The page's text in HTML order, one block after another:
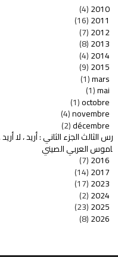
2010
(4)
2011
(16)
2012
(7)
2013
(8)
2014
(4)
2015
(9)
mars
(1)
mai
(1)
octobre
(1)
novembre
(4)
décembre
(2)
الثالث الجزء الثاني : أريد ، لا
العربي الصيني
2016
(7)
2017
(14)
2023
(17)
2024
(2)
2025
(23)
2026
(8)